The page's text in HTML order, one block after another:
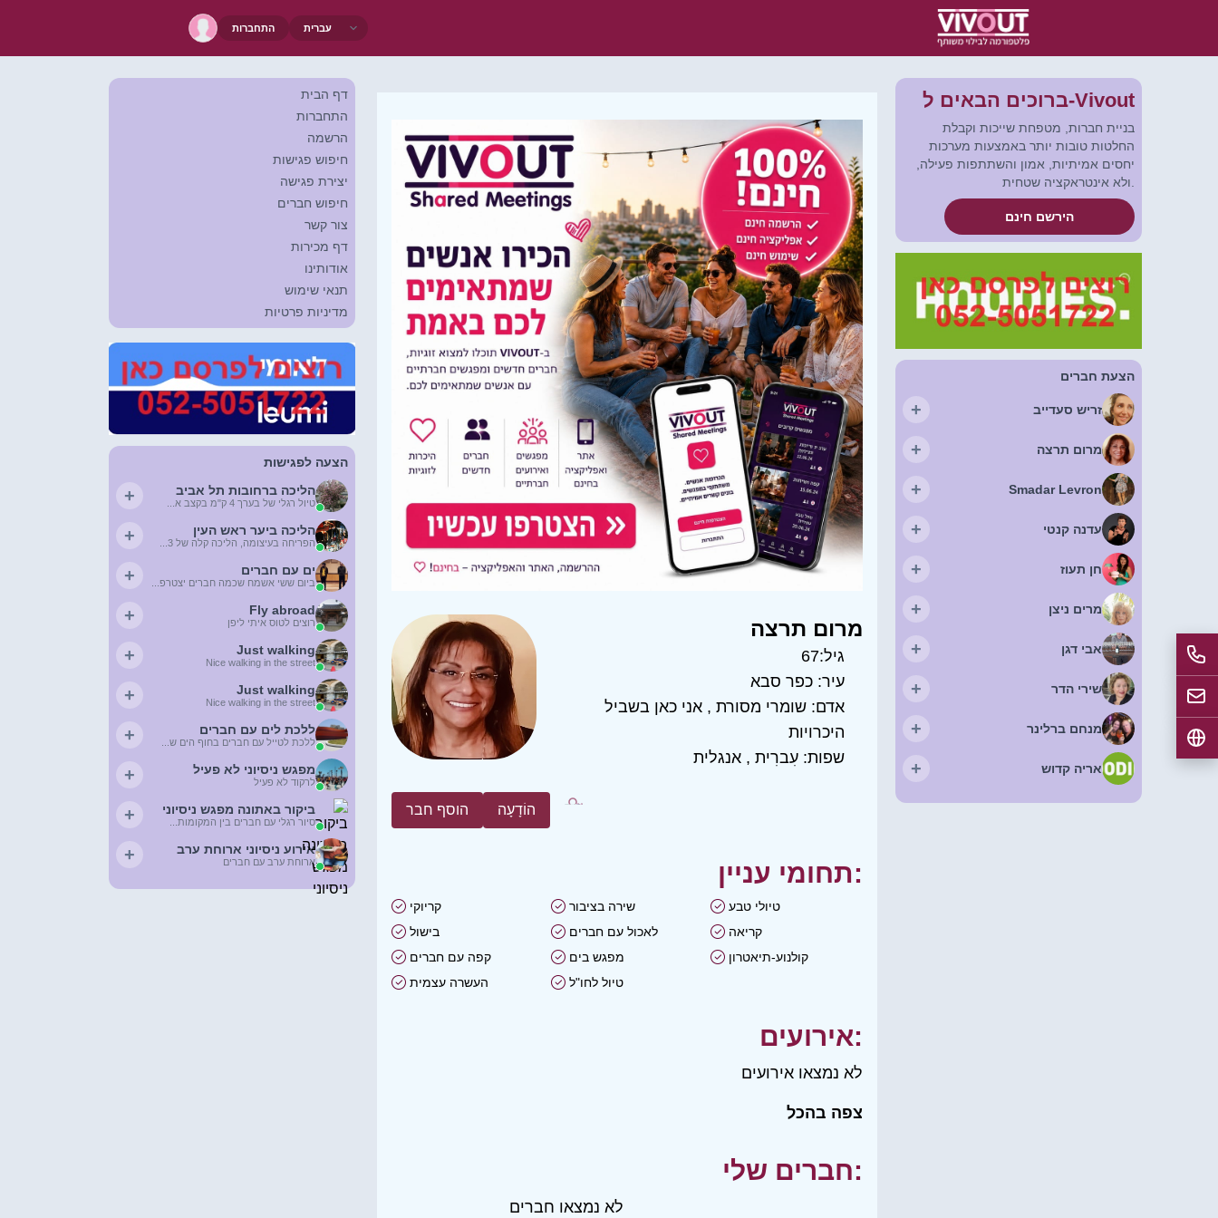
התחברות
דף הבית
התחברות
הרשמה
חיפוש פגישות
יצירת פגישה
חיפוש חברים
צור קשר
דף מכירות
אודותינו
תנאי שימוש
מדיניות פרטיות
הצעה לפגישות
הליכה ברחובות תל אביב
טיול רגלי של בערך 4 ק"מ בקצב א... +
הליכה ביער ראש העין
הפריחה בעיצומה, הליכה קלה של 3... +
ים עם חברים
ביום ששי אשמח שכמה חברים יצטרפ... +
Fly abroad
רוצים לטוס איתי ליפן +
Just walking
Nice walking in the street
+
Just walking
Nice walking in the street
+
ללכת לים עם חברים
ללכת לטייל עם חברים בחוף הים ש... +
מפגש ניסיוני לא פעיל
לרקוד לא פעיל +
ביקור באתונה מפגש ניסיוני
סיור רגלי עם חברים בין המקומות... +
אירוע ניסיוני ארוחת ערב
ארוחת ערב עם חברים +
מרום תרצה
גיל:67
עיר: כפר סבא
אדם: שומרי מסורת , אני כאן בשביל
היכרויות
שפות: עִברִית , אנגלית
הוסף חבר הוֹדָעָה
תחומי עניין:
קריוקי שירה בציבור
טיולי טבע
בישול
לאכול עם חברים
קריאה
קפה עם חברים
מפגש בים
קולנוע-תיאטרון
העשרה עצמית
טיול לחו"ל
אירועים:
לא נמצאו אירועים
צפה בהכל
חברים שלי:
לא נמצאו חברים
ברוכים הבאים ל-Vivout
בניית חברות, מטפחת שייכות וקבלת
החלטות טובות יותר באמצעות מערכות
יחסים אמיתיות, אמון והשתתפות פעילה,
הירשם חינם
הצעת חברים
זריש סעדייב +
מרום תרצה +
Smadar Levron
+
עדנה קנטי +
חן תעוז +
מרים ניצן +
אבי דגן +
שירי הדר +
מנחם ברלינר +
אריה קדוש +